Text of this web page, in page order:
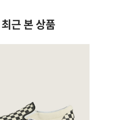
최근 본 상품